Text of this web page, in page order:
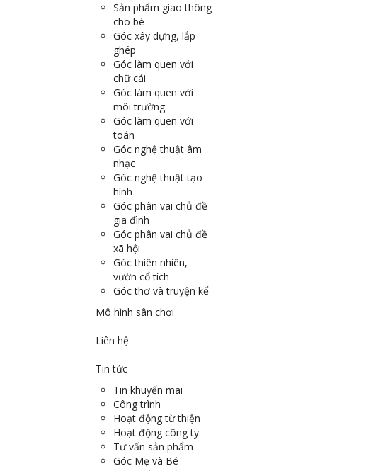
Sản phẩm giao thông
cho bé
Góc xây dựng, lắp
ghép
Góc làm quen với
chữ cái
Góc làm quen với
môi trường
Góc làm quen với
toán
Góc nghệ thuật âm
nhạc
Góc nghệ thuật tạo
hình
Góc phân vai chủ đề
gia đình
Góc phân vai chủ đề
xã hội
Góc thiên nhiên,
vườn cổ tích
Góc thơ và truyện kể
Mô hình sân chơi
Liên hệ
Tin tức
Tin khuyến mãi
Công trình
Hoạt động từ thiện
Hoạt động công ty
Tư vấn sản phẩm
Góc Mẹ và Bé